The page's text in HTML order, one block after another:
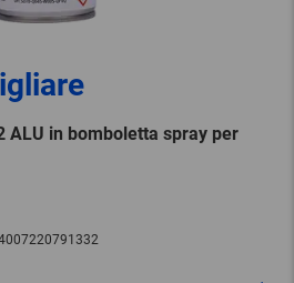
ALU in bomboletta spray per